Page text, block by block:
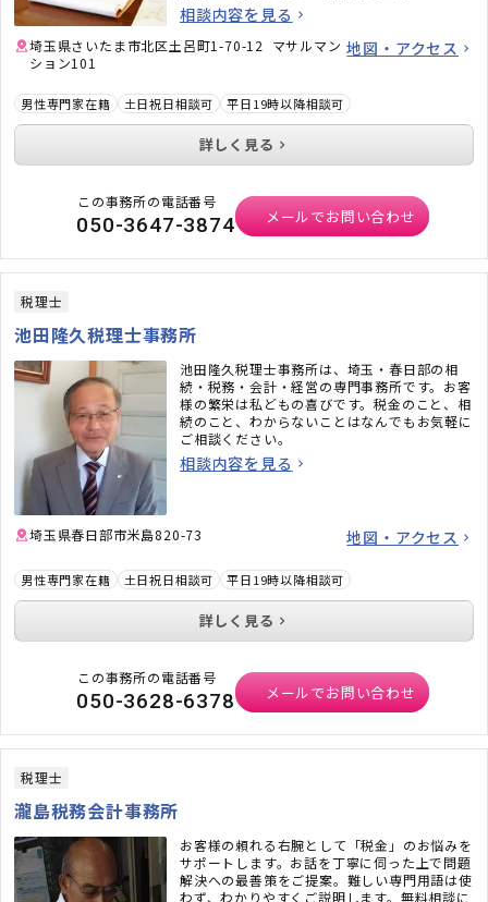
相談内容を見る
埼玉県さいたま市北区土呂町1-70-12 マサルマン
ション101
地図・アクセス
男性専門家在籍 土日祝日相談可 平日19時以降相談可
詳しく見る
この事務所の電話番号
050-3647-3874 メールでお問い合わせ
税理士
池田隆久税理士事務所
池田隆久税理士事務所は、埼玉・春日部の相
続・税務・会計・経営の専門事務所です。お客
様の繁栄は私どもの喜びです。税金のこと、相
続のこと、わからないことはなんでもお気軽に
ご相談ください。
相談内容を見る
埼玉県春日部市米島820-73 地図・アクセス
男性専門家在籍 土日祝日相談可 平日19時以降相談可
詳しく見る
この事務所の電話番号
050-3628-6378 メールでお問い合わせ
税理士
瀧島税務会計事務所
お客様の頼れる右腕として「税金」のお悩みを
サポートします。お話を丁寧に伺った上で問題
解決への最善策をご提案。難しい専門用語は使
わず、わかりやすくご説明します。無料相談に